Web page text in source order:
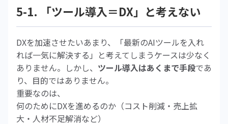
5-1. 「ツール導入＝DX」と考えない
DXを加速させたいあまり、「最新のAIツールを入れ
れば一気に解決する」と考えてしまうケースは少なく
ありません。しかし、 ツール導入はあくまで手段であ
り、目的ではありません。
重要なのは、
何のためにDXを進めるのか（コスト削減・売上拡
大・人材不足解消など）